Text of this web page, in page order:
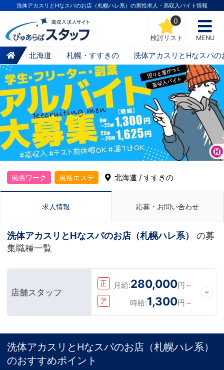
洗体アカスリとHなスパのお店（札幌ハレ系）の男性求人・高収入バイト情報
検討リスト
0
MENU
北海道 札幌・すすきの 洗体アカスリとHなスパ
風俗ワーク 風俗エステ 北海道 / すすきの
求人情報 応募・お問い合わせ
洗体アカスリとHなスパのお店（札幌ハレ系）
の募
集職種一覧
店舗スタッフ
正 月給:280,000円～
ア 時給:1,300円～
洗体アカスリとHなスパのお店（札幌ハレ系）
のおすすめポイント